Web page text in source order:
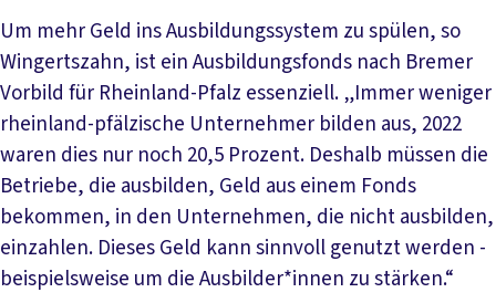
Um mehr Geld ins Ausbildungssystem zu spülen, so
Wingertszahn, ist ein Ausbildungsfonds nach Bremer
Vorbild für Rheinland-Pfalz essenziell. „Immer weniger
rheinland-pfälzische Unternehmer bilden aus, 2022
waren dies nur noch 20,5 Prozent. Deshalb müssen die
Betriebe, die ausbilden, Geld aus einem Fonds
bekommen, in den Unternehmen, die nicht ausbilden,
einzahlen. Dieses Geld kann sinnvoll genutzt werden -
beispielsweise um die Ausbilder*innen zu stärken.“